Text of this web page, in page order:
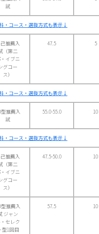
試
・コース・選抜方式も表示↓
推薦入
（第二
イブニ
グコー
ス）
47.5 5
・コース・選抜方式も表示↓
型推薦入
試
55.0-55.0 10
・コース・選抜方式も表示↓
推薦入
（第二
イブニ
グコー
ス）
47.5-50.0 10
型推薦入
ジャン
セレク
型1回目
57.5 10